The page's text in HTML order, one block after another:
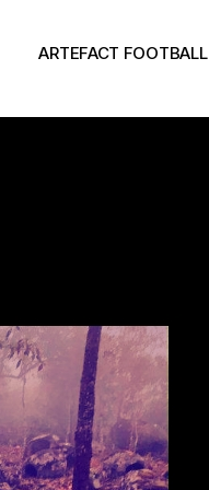
ARTEFACT FOOTBALL